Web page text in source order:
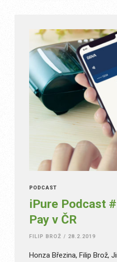
PODCAST
iPure Podcast
Pay v ČR
FILIP BROŽ / 28.2.2019
Honza Březina, Filip Brož,